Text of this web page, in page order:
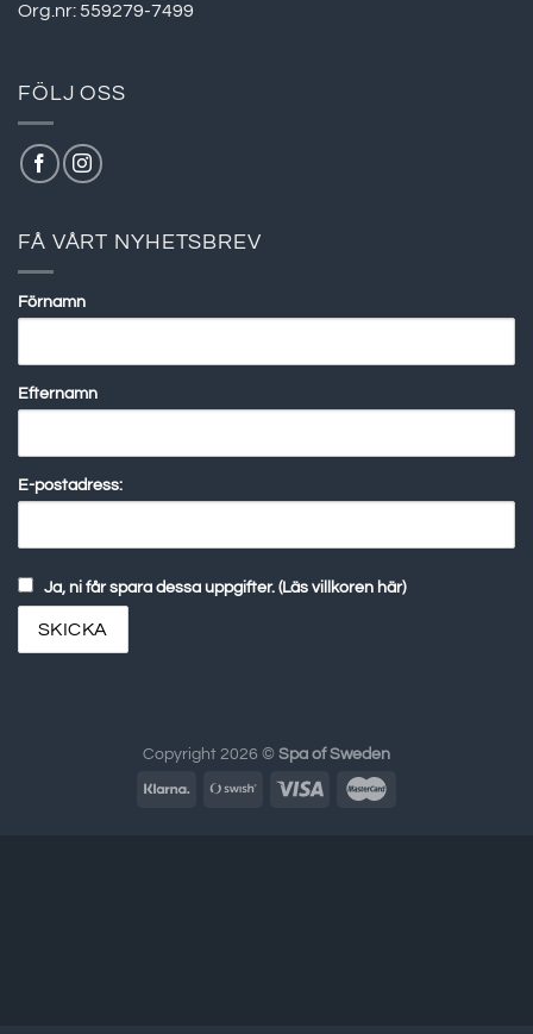
Org.nr: 559279-7499
FÖLJ OSS
FÅ VÅRT NYHETSBREV
Förnamn
Efternamn
E-postadress:
Ja, ni får spara dessa uppgifter. (Läs villkoren här)
Copyright 2026 © Spa of Sweden